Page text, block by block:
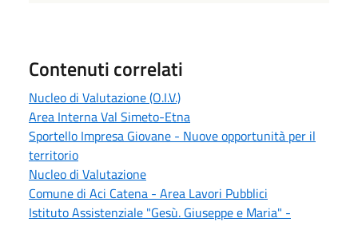
Contenuti correlati
Nucleo di Valutazione (O.I.V.)
Area Interna Val Simeto-Etna
Sportello Impresa Giovane - Nuove opportunità per il
territorio
Nucleo di Valutazione
Comune di Aci Catena - Area Lavori Pubblici
Istituto Assistenziale "Gesù. Giuseppe e Maria" -